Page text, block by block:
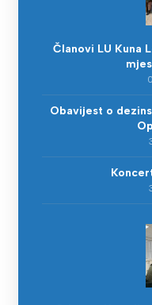
Članovi LU Kuna
Obavijest o